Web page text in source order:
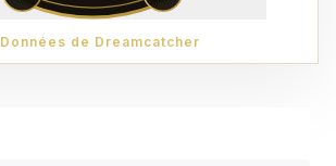
Données de Dreamcatcher